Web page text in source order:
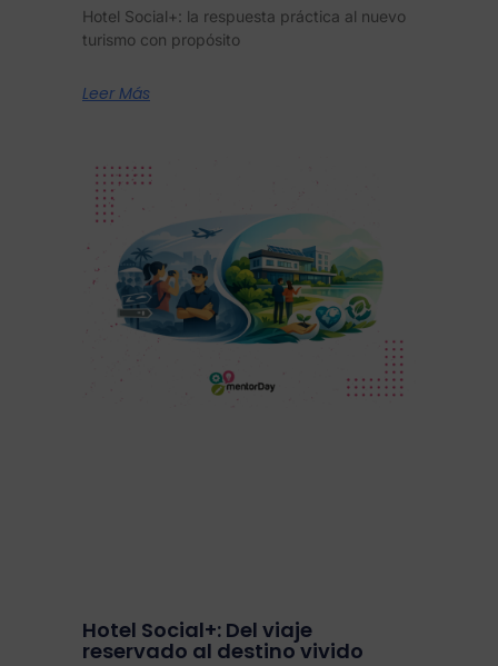
Hotel Social+: la respuesta práctica al nuevo
turismo con propósito
Leer Más
Hotel Social+: Del viaje
reservado al destino vivido